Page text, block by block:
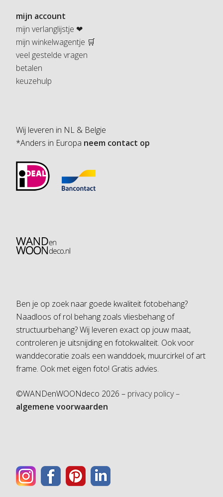
mijn account
mijn verlanglijstje ❤
mijn winkelwagentje 🛒
veel gestelde vragen
betalen
keuzehulp
Wij leveren in NL & Belgie
*Anders in Europa neem contact op
Ben je op zoek naar goede kwaliteit fotobehang?
Naadloos of rol behang zoals vliesbehang of
structuurbehang? Wij leveren exact op jouw maat,
controleren je uitsnijding en fotokwaliteit. Ook voor
wanddecoratie zoals een wanddoek, muurcirkel of art
frame. Ook met eigen foto! Gratis advies.
©WANDenWOONdeco 2026 – privacy policy –
algemene voorwaarden